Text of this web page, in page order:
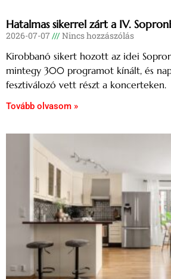
Hatalmas sikerrel zárt a IV.
2026-07-07 Nincs hozzászólás
Kirobbanó sikert hozott az idei
mintegy 300 programot kínált, és
fesztiválozó vett részt a koncerteken.
Tovább olvasom »